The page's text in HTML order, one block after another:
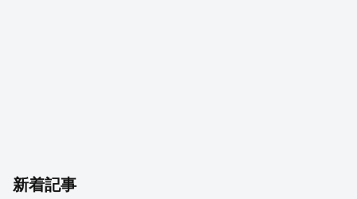
新着記事